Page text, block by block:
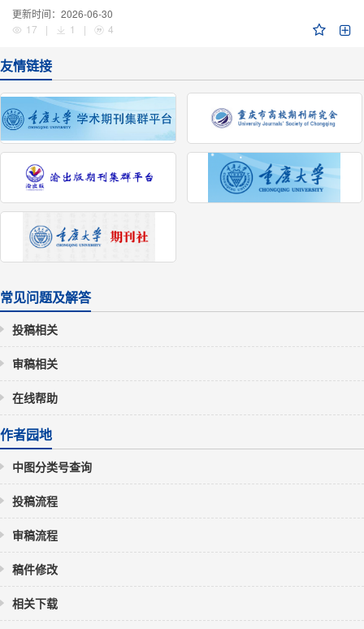
更新时间： 2026-06-30
17
| 1 | 4
友情链接
常见问题及解答
投稿相关
审稿相关
在线帮助
作者园地
中图分类号查询
投稿流程
审稿流程
稿件修改
相关下载